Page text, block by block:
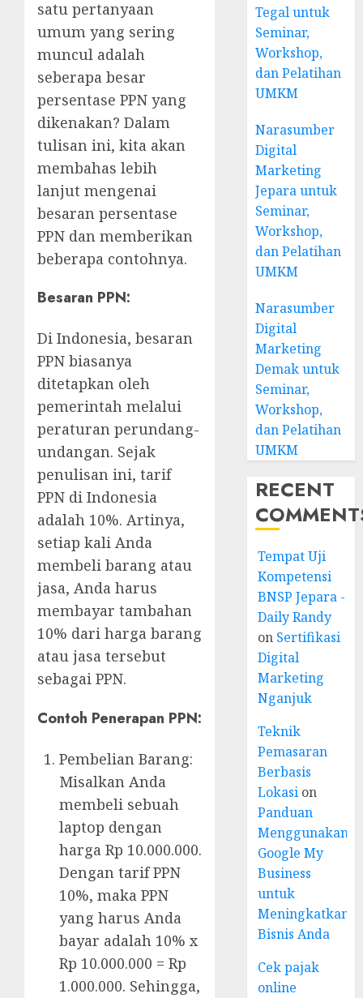
satu pertanyaan
umum yang sering
muncul adalah
seberapa besar
persentase PPN yang
dikenakan? Dalam
tulisan ini, kita akan
membahas lebih
lanjut mengenai
besaran persentase
PPN dan memberikan
beberapa contohnya.
Besaran PPN:
Di Indonesia, besaran
PPN biasanya
ditetapkan oleh
pemerintah melalui
peraturan perundang-
undangan. Sejak
penulisan ini, tarif
PPN di Indonesia
adalah 10%. Artinya,
setiap kali Anda
membeli barang atau
jasa, Anda harus
membayar tambahan
10% dari harga barang
atau jasa tersebut
sebagai PPN.
Contoh Penerapan PPN:
Pembelian Barang:
Misalkan Anda
membeli sebuah
laptop dengan
harga Rp 10.000.000.
Dengan tarif PPN
10%, maka PPN
yang harus Anda
bayar adalah 10% x
Rp 10.000.000 = Rp
1.000.000. Sehingga,
Tegal untuk
Seminar,
Workshop,
dan Pelatihan
UMKM
Narasumber
Digital
Marketing
Jepara untuk
Seminar,
Workshop,
dan Pelatihan
UMKM
Narasumber
Digital
Marketing
Demak untuk
Seminar,
Workshop,
dan Pelatihan
UMKM
RECENT
Tempat Uji
Kompetensi
BNSP Jepara -
Daily Randy
on Sertifikasi
Digital
Marketing
Nganjuk
Teknik
Pemasaran
Berbasis
Lokasi on
Panduan
Menggunakan
Google My
Business
untuk
Meningkatkan
Bisnis Anda
Cek pajak
online